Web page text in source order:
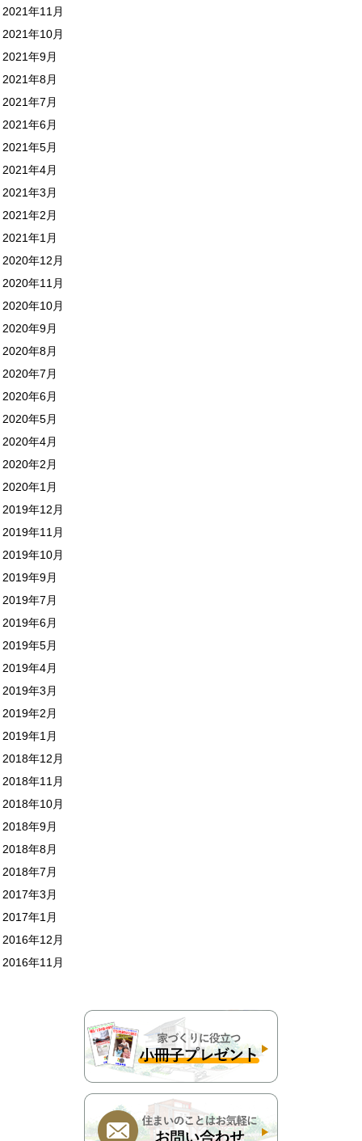
2021年11月
2021年10月
2021年9月
2021年8月
2021年7月
2021年6月
2021年5月
2021年4月
2021年3月
2021年2月
2021年1月
2020年12月
2020年11月
2020年10月
2020年9月
2020年8月
2020年7月
2020年6月
2020年5月
2020年4月
2020年2月
2020年1月
2019年12月
2019年11月
2019年10月
2019年9月
2019年7月
2019年6月
2019年5月
2019年4月
2019年3月
2019年2月
2019年1月
2018年12月
2018年11月
2018年10月
2018年9月
2018年8月
2018年7月
2017年3月
2017年1月
2016年12月
2016年11月